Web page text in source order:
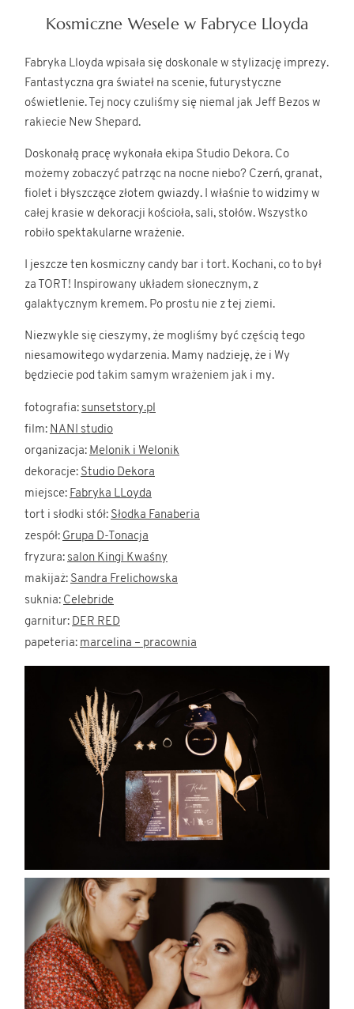
Kosmiczne Wesele w Fabryce Lloyda
Fabryka Lloyda wpisała się doskonale w stylizację imprezy.
Fantastyczna gra świateł na scenie, futurystyczne
oświetlenie. Tej nocy czuliśmy się niemal jak Jeff Bezos w
rakiecie New Shepard.
Doskonałą pracę wykonała ekipa Studio Dekora. Co
możemy zobaczyć patrząc na nocne niebo? Czerń, granat,
fiolet i błyszczące złotem gwiazdy. I właśnie to widzimy w
całej krasie w dekoracji kościoła, sali, stołów. Wszystko
robiło spektakularne wrażenie.
I jeszcze ten kosmiczny candy bar i tort. Kochani, co to był
za TORT! Inspirowany układem słonecznym, z
galaktycznym kremem. Po prostu nie z tej ziemi.
Niezwykle się cieszymy, że mogliśmy być częścią tego
niesamowitego wydarzenia. Mamy nadzieję, że i Wy
będziecie pod takim samym wrażeniem jak i my.
fotografia: sunsetstory.pl
film: NANI studio
organizacja: Melonik i Welonik
dekoracje: Studio Dekora
miejsce: Fabryka LLoyda
tort i słodki stół: Słodka Fanaberia
zespół: Grupa D-Tonacja
fryzura: salon Kingi Kwaśny
makijaż: Sandra Frelichowska
suknia: Celebride
garnitur: DER RED
papeteria: marcelina – pracownia